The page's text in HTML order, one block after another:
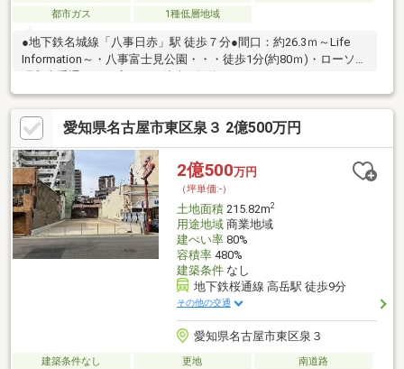
都市ガス 1種低層地域
●地下鉄名城線「八事日赤」駅 徒歩７分●間口：約26.3ｍ～Life
Information～・八事富士見公園・・・徒歩1分(約80ｍ)・ローソン
八事店・・・徒歩5分(約400ｍ)・日本赤十字社愛知医療センター
名古屋第二病院・・・徒歩8分(約580ｍ)・名古屋山手通郵便
局・・・徒歩8分(約600ｍ)
愛知県名古屋市東区泉３ 2億500万円
2億500万円
（坪単価:-）
土地面積215.82m2
用途地域商業地域
建ぺい率80%
容積率480%
建築条件なし
地下鉄桜通線 高岳駅 徒歩9分
その他の交通
愛知県名古屋市東区泉３
建築条件なし 更地
南道路